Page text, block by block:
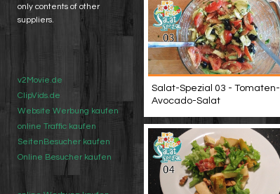
only contents of other
suppliers.
v2Movie.de
ClipVids.de
Website Werbung kaufen
online Traffic kaufen
SeitenBesucher kaufen
Online Besucher kaufen
Salat-Spezial 03 - Tomaten-
Avocado-Salat